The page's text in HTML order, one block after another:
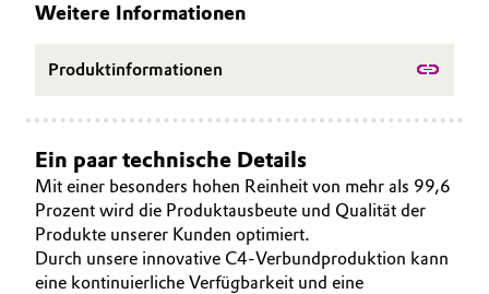
Pulp, Paper & Packaging
Textiles, Leather & Nonwovens
Weitere Informationen
Produktinformationen
Ein paar technische Details
Mit einer besonders hohen Reinheit von mehr als 99,6
Prozent wird die Produktausbeute und Qualität der
Produkte unserer Kunden optimiert.
Durch unsere innovative C4-Verbundproduktion kann
eine kontinuierliche Verfügbarkeit und eine